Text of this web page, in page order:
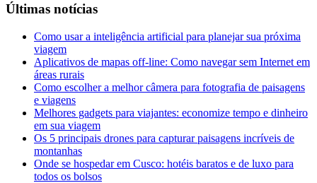
Últimas notícias
Como usar a inteligência artificial para planejar sua próxima
viagem
Aplicativos de mapas off-line: Como navegar sem Internet em
áreas rurais
Como escolher a melhor câmera para fotografia de paisagens
e viagens
Melhores gadgets para viajantes: economize tempo e dinheiro
em sua viagem
Os 5 principais drones para capturar paisagens incríveis de
montanhas
Onde se hospedar em Cusco: hotéis baratos e de luxo para
todos os bolsos